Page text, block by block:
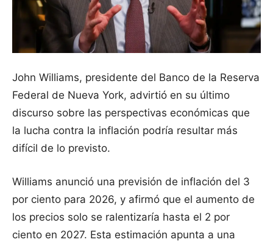
John Williams, presidente del Banco de la Reserva
Federal de Nueva York, advirtió en su último
discurso sobre las perspectivas económicas que
la lucha contra la inflación podría resultar más
difícil de lo previsto.
Williams anunció una previsión de inflación del 3
por ciento para 2026, y afirmó que el aumento de
los precios solo se ralentizaría hasta el 2 por
ciento en 2027. Esta estimación apunta a una